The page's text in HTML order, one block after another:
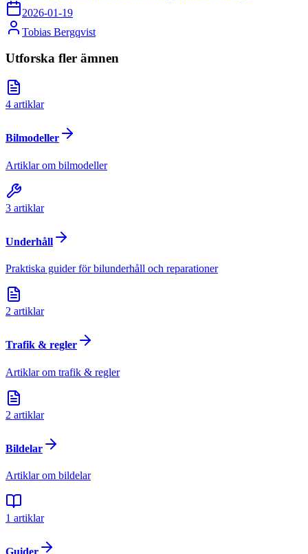
2026-01-19
Tobias Bergqvist
Utforska fler ämnen
4 artiklar
Bilmodeller
Artiklar om bilmodeller
3 artiklar
Underhåll
Praktiska guider för bilunderhåll och reparationer
2 artiklar
Trafik & regler
Artiklar om trafik & regler
2 artiklar
Bildelar
Artiklar om bildelar
1 artiklar